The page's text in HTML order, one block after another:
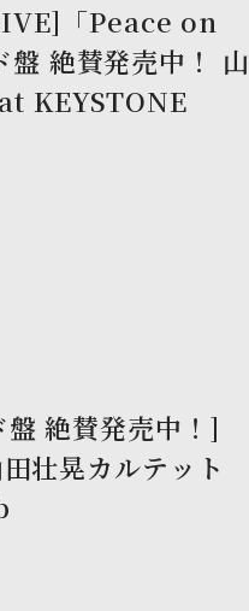
「Peace on
絶賛発売中！ 山
KEYSTONE
絶賛発売中！]
壮晃カルテット